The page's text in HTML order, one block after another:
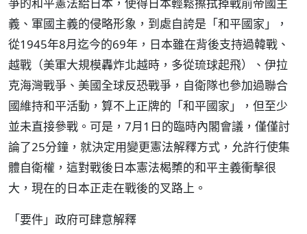
義、軍國主義的侵略形象，到處自誇是「和平國家」，
從1945年8月迄今的69年，日本雖在背後支持過韓戰、
越戰（美軍大規模轟炸北越時，多從琉球起飛）、伊拉
克海灣戰爭、美國全球反恐戰爭，自衛隊也參加過聯合
國維持和平活動，算不上正牌的「和平國家」，但至少
並未直接參戰。可是，7月1日的臨時內閣會議，僅僅討
論了25分鐘，就決定用變更憲法解釋方式，允許行使集
體自衛權，這對戰後日本憲法楬櫫的和平主義衝擊很
大，現在的日本正走在戰後的叉路上。
「要件」政府可肆意解釋